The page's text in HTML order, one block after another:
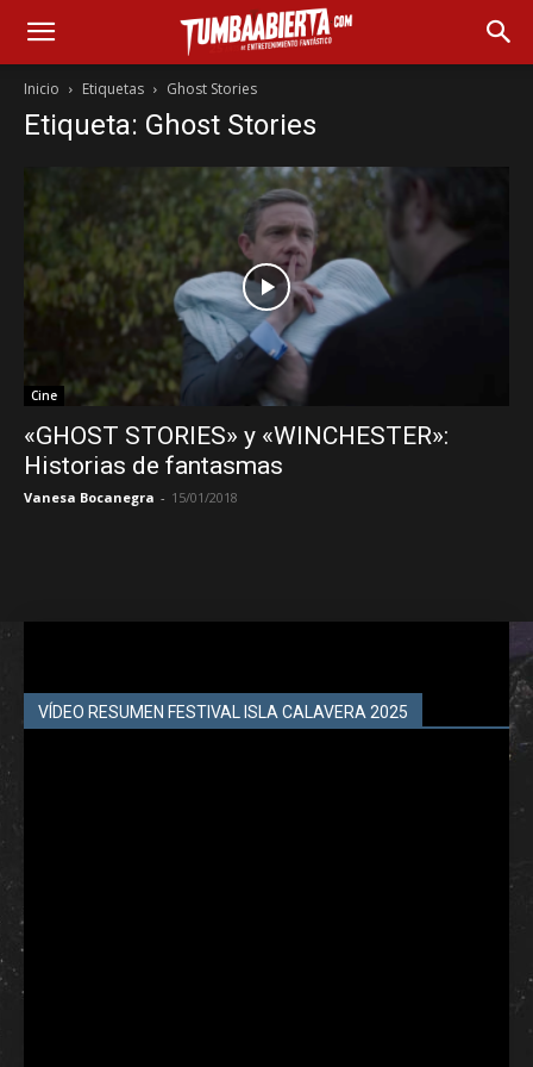
Inicio Etiquetas Ghost Stories
Etiqueta: Ghost Stories
Cine
«GHOST STORIES» y «WINCHESTER»:
Historias de fantasmas
Vanesa Bocanegra - 15/01/2018
VÍDEO RESUMEN FESTIVAL ISLA CALAVERA 2025